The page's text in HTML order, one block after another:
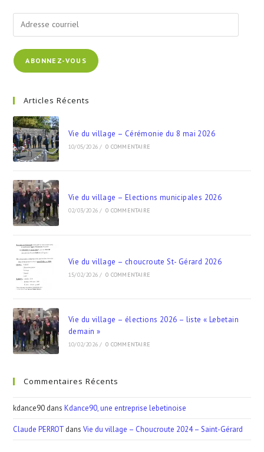
Adresse
courriel
ABONNEZ-VOUS
Articles Récents
Vie du village – Cérémonie du 8 mai 2026
10/05/2026 / 0 COMMENTAIRE
Vie du village – Elections municipales 2026
02/03/2026 / 0 COMMENTAIRE
Vie du village – choucroute St- Gérard 2026
15/02/2026 / 0 COMMENTAIRE
Vie du village – élections 2026 – liste « Lebetain
demain »
10/02/2026 / 0 COMMENTAIRE
Commentaires Récents
kdance90 dansKdance90, une entreprise lebetinoise
Claude PERROT dansVie du village – Choucroute 2024 – Saint-Gérard